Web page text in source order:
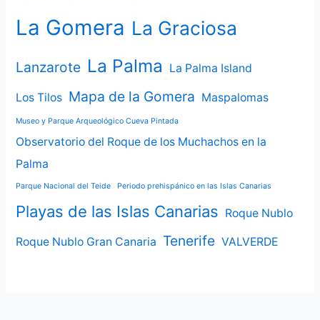
La Gomera La Graciosa
Lanzarote La Palma La Palma Island
Los Tilos Mapa de la Gomera Maspalomas
Museo y Parque Arqueológico Cueva Pintada
Observatorio del Roque de los Muchachos en la
Palma
Parque Nacional del Teide Periodo prehispánico en las Islas Canarias
Playas de las Islas Canarias Roque Nublo
Roque Nublo Gran Canaria Tenerife VALVERDE